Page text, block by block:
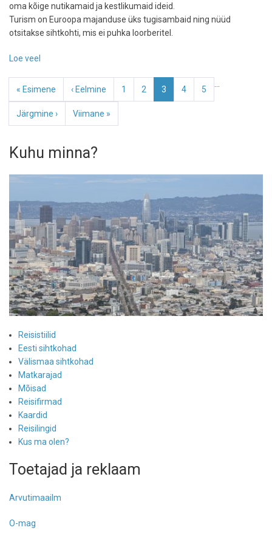
oma kõige nutikamaid ja kestlikumaid ideid.
Turism on Euroopa majanduse üks tugisambaid ning nüüd
otsitakse sihtkohti, mis ei puhka loorberitel.
Loe veel
järgmine
Euroopa
Suur
pealinnadele
on
alanud
Pagination
Esimene
leht
« Esimene
Eelmine
leht
‹ Eelmine Page
1 Page
2
Eesolev
leht
3 Page
4 Page
5
Järgmine
leht
Järgmine ›
Viimane
leht
Viimane »
Kuhu minna?
Reisistiilid
Eesti sihtkohad
Välismaa sihtkohad
Matkarajad
Mõisad
Reisifirmad
Kaardid
Reisilingid
Kus ma olen?
Toetajad ja reklaam
Arvutimaailm
O-mag